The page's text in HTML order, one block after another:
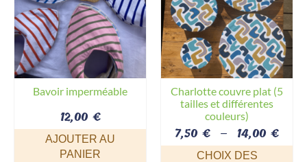
Pour infuser
Charlottes Couvre Plat
Bavoir imperméable
12,00 €
AJOUTER AU
PANIER
Charlotte couvre plat (5
tailles et différentes
couleurs)
7,50 € – 14,00 €
de
CHOIX DES